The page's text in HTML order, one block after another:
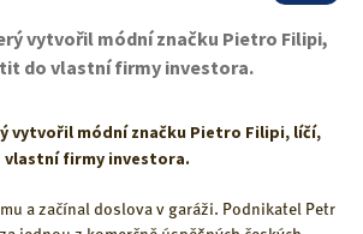
vytvořil módní značku Pietro Filipi,
do vlastní firmy investora.
vytvořil módní značku Pietro Filipi, líčí,
firmy investora.
a začínal doslova v garáži. Podnikatel Petr